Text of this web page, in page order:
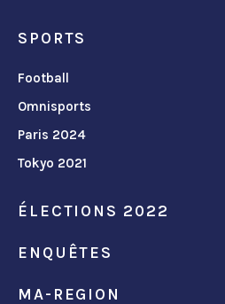
SPORTS
Football
Omnisports
Paris 2024
Tokyo 2021
ÉLECTIONS 2022
ENQUÊTES
MA-REGION